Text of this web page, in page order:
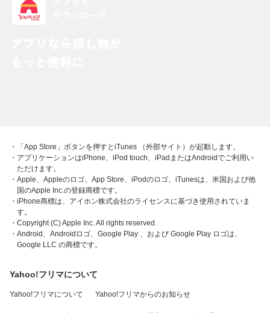
・「App Store」ボタンを押すとiTunes （外部サイト）が起動します。
・アプリケーションはiPhone、iPod touch、iPadまたはAndroidでご利用い
ただけます。
・Apple、Appleのロゴ、App Store、iPodのロゴ、iTunesは、米国および他
国のApple Inc.の登録商標です。
・iPhone商標は、アイホン株式会社のライセンスに基づき使用されていま
す。
・Copyright (C) Apple Inc. All rights reserved.
・Android、Androidロゴ、Google Play 、および Google Play ロゴは、
Google LLC の商標です。
Yahoo!フリマについて
Yahoo!フリマについて Yahoo!フリマからのお知らせ